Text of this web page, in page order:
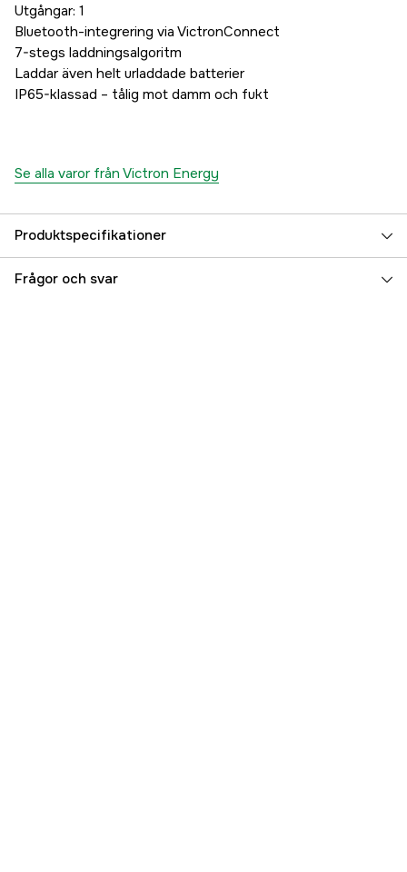
Utgångar: 1
Bluetooth-integrering via VictronConnect
7-stegs laddningsalgoritm
Laddar även helt urladdade batterier
IP65-klassad – tålig mot damm och fukt
Se alla varor från Victron Energy
Produktspecifikationer
Referensnummer 5000075027
Frågor och svar